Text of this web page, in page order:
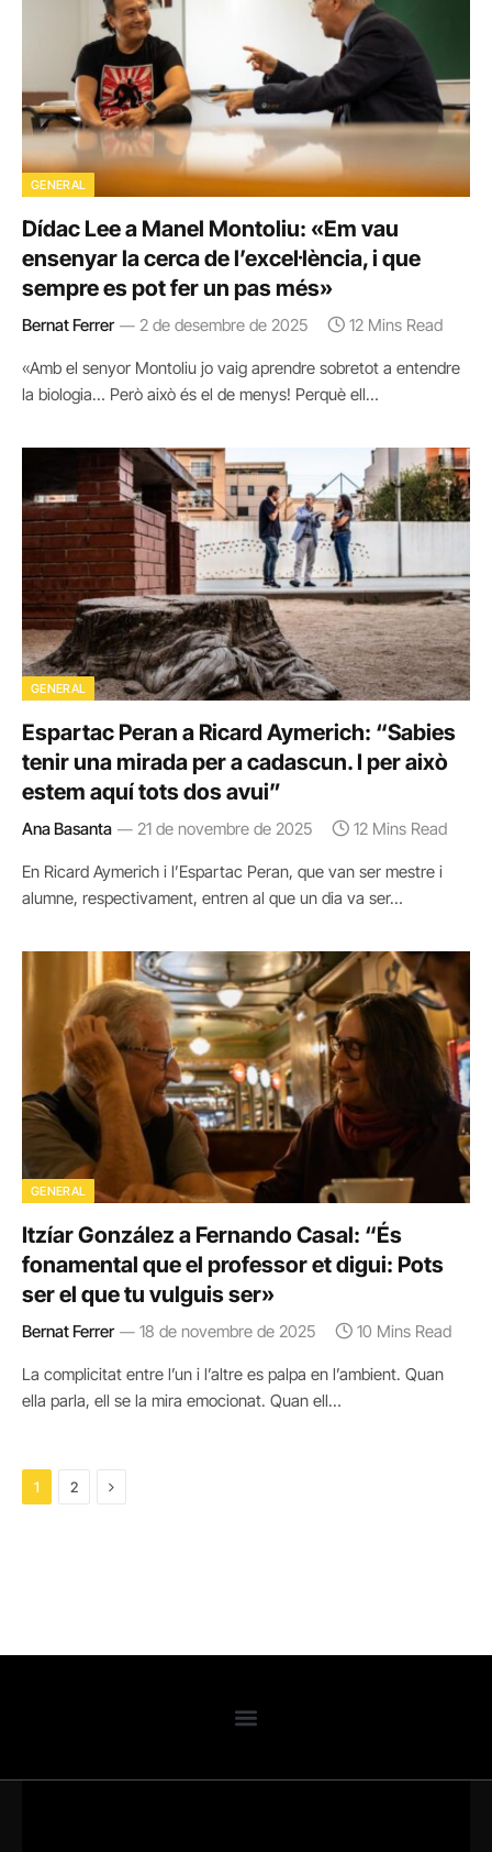
GENERAL
Dídac Lee a Manel Montoliu: «Em vau
ensenyar la cerca de l’excel·lència, i que
sempre es pot fer un pas més»
Bernat Ferrer 2 de desembre de 2025 12 Mins Read
«Amb el senyor Montoliu jo vaig aprendre sobretot a entendre
la biologia… Però això és el de menys! Perquè ell…
GENERAL
Espartac Peran a Ricard Aymerich: “Sabies
tenir una mirada per a cadascun. I per això
estem aquí tots dos avui”
Ana Basanta 21 de novembre de 2025 12 Mins Read
En Ricard Aymerich i l’Espartac Peran, que van ser mestre i
alumne, respectivament, entren al que un dia va ser…
GENERAL
Itzíar González a Fernando Casal: “És
fonamental que el professor et digui: Pots
ser el que tu vulguis ser»
Bernat Ferrer 18 de novembre de 2025 10 Mins Read
La complicitat entre l’un i l’altre es palpa en l’ambient. Quan
ella parla, ell se la mira emocionat. Quan ell…
1 2 Next